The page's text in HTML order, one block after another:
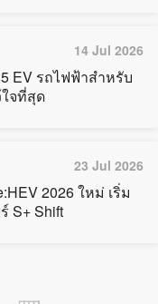
14 Jul 2026
EV รถไฟฟ้าสำหรับ
จที่สุด
23 Jul 2026
2026 ใหม่ เริ่ม
S+ Shift